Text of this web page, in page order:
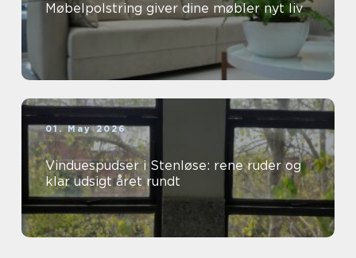
Møbelpolstring giver dine møbler nyt liv
01. May 2026
Vinduespudser i Stenløse: rene ruder og
klar udsigt året rundt